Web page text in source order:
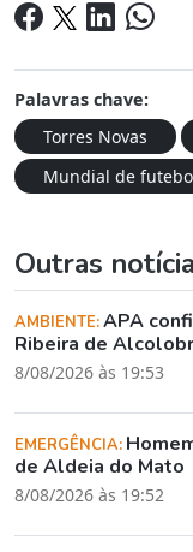
Palavras chave:
Torres Novas
Mundial de
Outras
AMBIENTE:APA
Ribeira de
8/08/2026 às 19:53
EMERGÊNCIA:
de Aldeia do Mato
8/08/2026 às 19:52